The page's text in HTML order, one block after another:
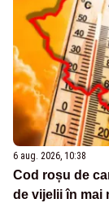
6 aug. 2026, 10:38
Cod roșu de
de vijelii în mai